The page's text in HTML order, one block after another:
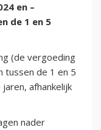
en –
de 1 en 5
(de vergoeding
tussen de 1 en 5
afhankelijk
nader